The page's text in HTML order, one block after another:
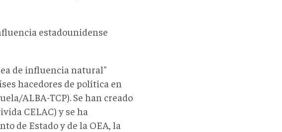
estadounidense
de influencia natural"
hacedores de política en
ALBA-TCP). Se han creado
CELAC) y se ha
de Estado y de la OEA, la